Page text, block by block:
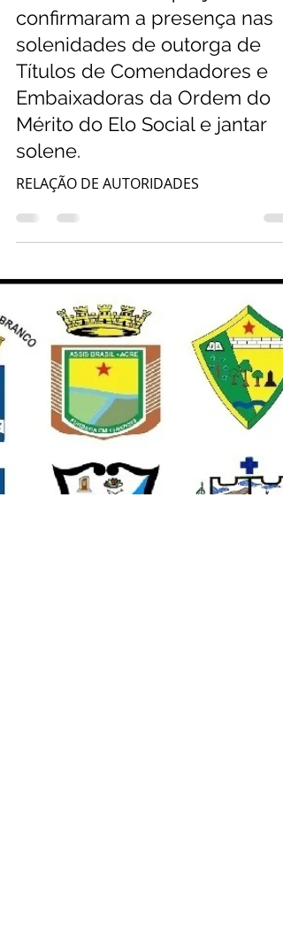
webelosocial
28 de mai.
1 min de leitura
Autoridades municipais do
Estado do Acre, que já
confirmaram a presença nas
solenidades de outorga de
Títulos de Comendadores e
Embaixadoras da Ordem do
Mérito do Elo Social e jantar
solene.
RELAÇÃO DE AUTORIDADES